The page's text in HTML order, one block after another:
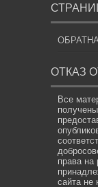
ОТКАЗ
Все
права
сайта не